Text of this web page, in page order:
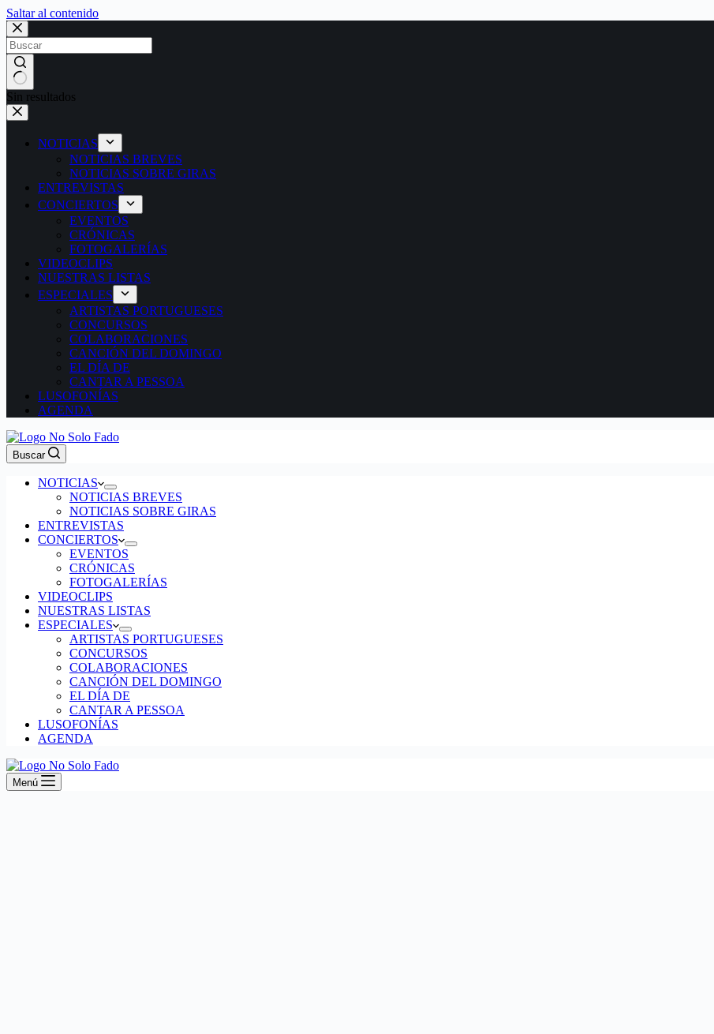
Saltar al contenido
Sin resultados
NOTICIAS
NOTICIAS BREVES
NOTICIAS SOBRE GIRAS
ENTREVISTAS
CONCIERTOS
EVENTOS
CRÓNICAS
FOTOGALERÍAS
VIDEOCLIPS
NUESTRAS LISTAS
ESPECIALES
ARTISTAS PORTUGUESES
CONCURSOS
COLABORACIONES
CANCIÓN DEL DOMINGO
EL DÍA DE
CANTAR A PESSOA
LUSOFONÍAS
AGENDA
Buscar
NOTICIAS
NOTICIAS BREVES
NOTICIAS SOBRE GIRAS
ENTREVISTAS
CONCIERTOS
EVENTOS
CRÓNICAS
FOTOGALERÍAS
VIDEOCLIPS
NUESTRAS LISTAS
ESPECIALES
ARTISTAS PORTUGUESES
CONCURSOS
COLABORACIONES
CANCIÓN DEL DOMINGO
EL DÍA DE
CANTAR A PESSOA
LUSOFONÍAS
AGENDA
Menú